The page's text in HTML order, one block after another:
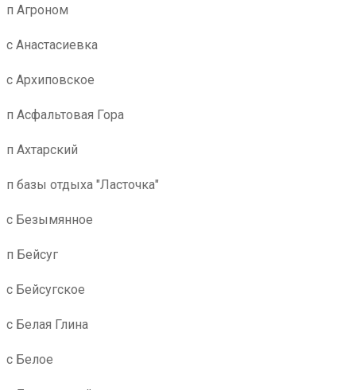
п Агроном
с Анастасиевка
с Архиповское
п Асфальтовая Гора
п Ахтарский
п базы отдыха "Ласточка"
с Безымянное
п Бейсуг
с Бейсугское
с Белая Глина
с Белое